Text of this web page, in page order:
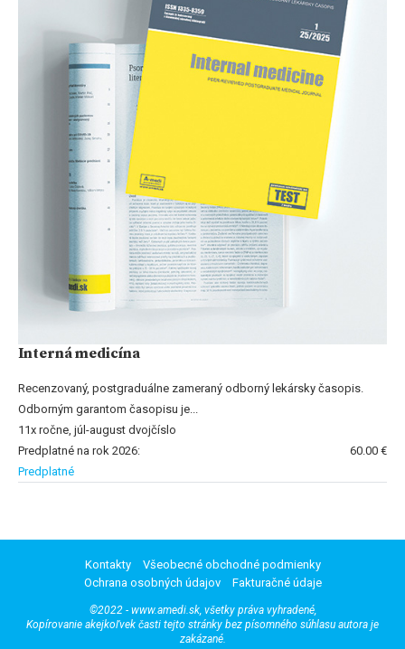
Interná medicína
Recenzovaný, postgraduálne zameraný odborný lekársky časopis.
Odborným garantom časopisu je...
11x ročne, júl-august dvojčíslo
Predplatné na rok 2026:
60.00 €
Predplatné
Kontakty
Všeobecné obchodné podmienky
Ochrana osobných údajov
Fakturačné údaje
©2022 - www.amedi.sk, všetky práva vyhradené,
Kopírovanie akejkoľvek časti tejto stránky bez písomného súhlasu autora je
zakázané.